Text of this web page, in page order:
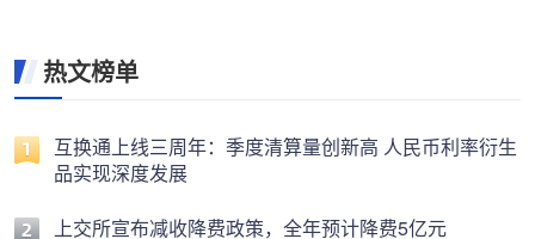
热文榜单
互换通上线三周年：季度清算量创新高 人民币利率衍生
品实现深度发展
上交所宣布减收降费政策，全年预计降费5亿元